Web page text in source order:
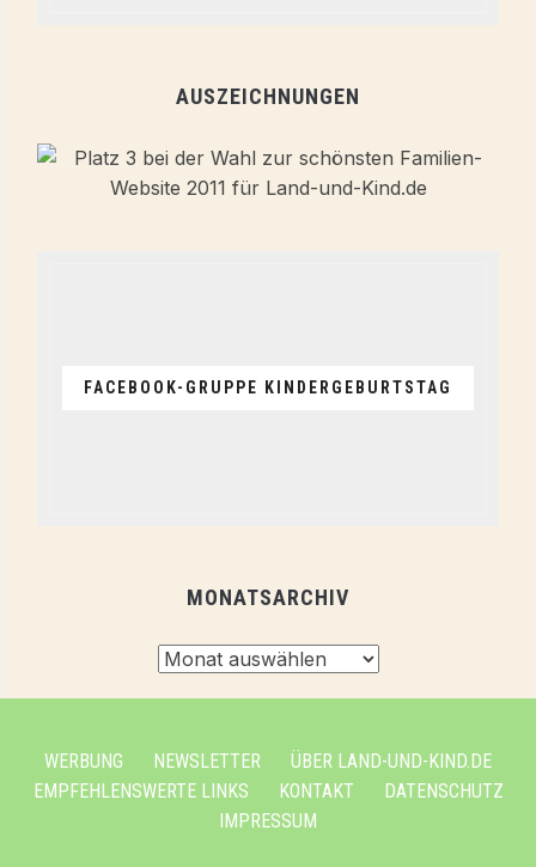
AUSZEICHNUNGEN
FACEBOOK-GRUPPE KINDERGEBURTSTAG
MONATSARCHIV
WERBUNG NEWSLETTER
ÜBER LAND-UND-KIND.DE
EMPFEHLENSWERTE LINKS
KONTAKT
DATENSCHUTZ
IMPRESSUM